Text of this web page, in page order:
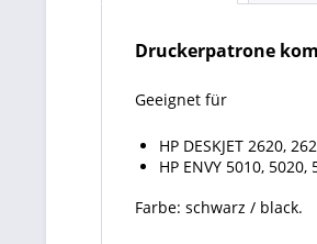
Druckerpatrone
Geeignet für
HP DESKJET 2620,
HP ENVY 5010,
Farbe: schwarz / black.